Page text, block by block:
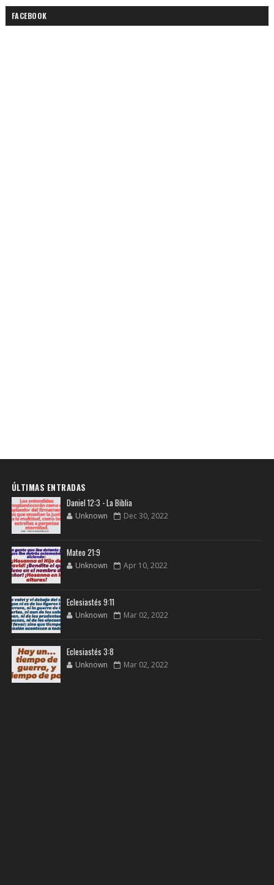
FACEBOOK
ÚLTIMAS ENTRADAS
Daniel 12:3 - La Biblia
Unknown Dec 30, 2022
Mateo 21:9
Unknown Apr 10, 2022
Eclesiastés 9:11
Unknown Mar 02, 2022
Eclesiastés 3:8
Unknown Mar 02, 2022